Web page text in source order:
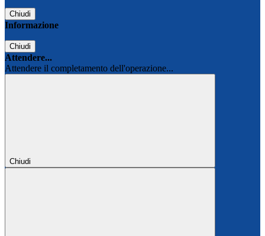
Chiudi
Informazione
Chiudi
Attendere...
Attendere il completamento dell'operazione...
Chiudi